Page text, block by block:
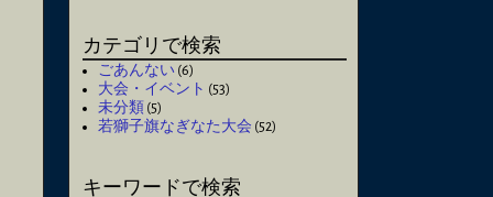
カテゴリで検索
ごあんない (6)
大会・イベント (53)
未分類 (5)
若獅子旗なぎなた大会 (52)
キーワードで検索